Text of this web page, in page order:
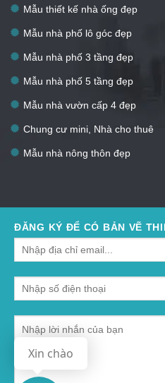
Mẫu thiết kế nhà ống đẹp
Mẫu nhà phố lô góc đẹp
Mẫu nhà phố 3 tầng đẹp
Mẫu nhà phố 5 tầng đẹp
Mẫu nhà vườn cấp 4 đẹp
Chung cư mini, Nhà cho thuê
Mẫu nhà nông thôn đẹp
ĐĂNG KÝ ĐỂ CÓ BẢN VẼ
Xin chào